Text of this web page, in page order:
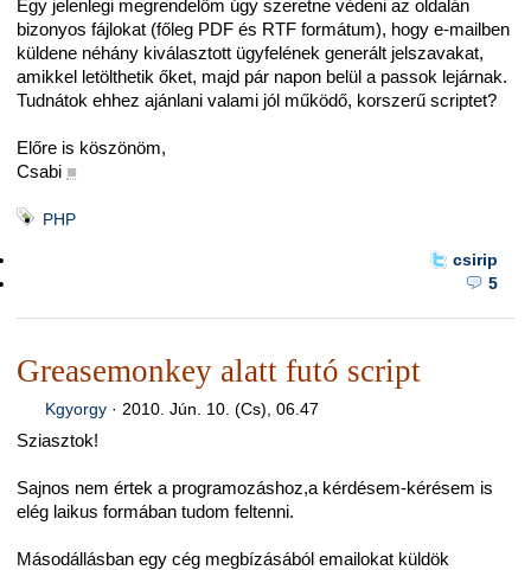
Egy jelenlegi megrendelőm úgy szeretne védeni az oldalán
bizonyos fájlokat (főleg PDF és RTF formátum), hogy e-mailben
küldene néhány kiválasztott ügyfelének generált jelszavakat,
amikkel letölthetik őket, majd pár napon belül a passok lejárnak.
Tudnátok ehhez ajánlani valami jól működő, korszerű scriptet?
Előre is köszönöm,
Csabi ■
PHP
csirip
5
Greasemonkey alatt futó script
Kgyorgy· 2010. Jún. 10. (Cs), 06.47
Sziasztok!
Sajnos nem értek a programozáshoz,a kérdésem-kérésem is
elég laikus formában tudom feltenni.
Másodállásban egy cég megbízásából emailokat küldök